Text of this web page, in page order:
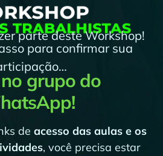
parte deste Workshop!
para confirmar sua
grupo do
de acesso das aulas e os
, você precisa estar